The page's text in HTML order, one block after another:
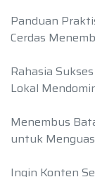
Panduan
Cerdas
Rahasia
Lokal
Menembus
untuk
Ingin Konten